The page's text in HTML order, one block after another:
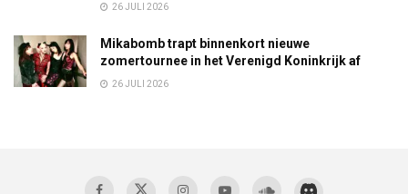
26 JULI 2026
Mikabomb trapt binnenkort nieuwe
zomertournee in het Verenigd Koninkrijk af
26 JULI 2026